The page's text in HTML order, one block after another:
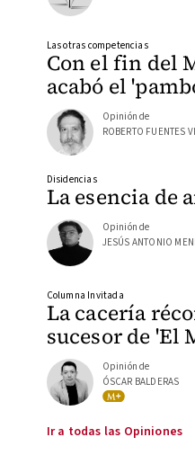
Con el fin del
acabó el
Las otras competencias
Opinión de
ROBERTO FUENTES
La esencia de
Disidencias
Opinión de
JESÚS ANTONIO
La cacería
sucesor de 'El
Columna Invitada
Opinión de
ÓSCAR BALDERAS
Ir a todas las Opiniones